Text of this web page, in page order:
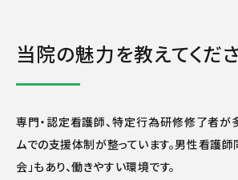
当院の魅力を教えてくだ
専門・認定看護師、特定行為研修修了者が
ムでの支援体制が整っています。男性看護
会」もあり、働きやすい環境です。